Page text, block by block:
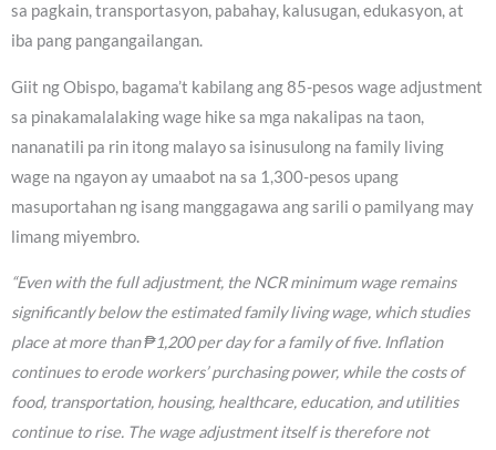
sa pagkain, transportasyon, pabahay, kalusugan, edukasyon, at
iba pang pangangailangan.
Giit ng Obispo, bagama’t kabilang ang 85-pesos wage adjustment
sa pinakamalalaking wage hike sa mga nakalipas na taon,
nananatili pa rin itong malayo sa isinusulong na family living
wage na ngayon ay umaabot na sa 1,300-pesos upang
masuportahan ng isang manggagawa ang sarili o pamilyang may
limang miyembro.
“Even with the full adjustment, the NCR minimum wage remains
significantly below the estimated family living wage, which studies
place at more than ₱1,200 per day for a family of five. Inflation
continues to erode workers’ purchasing power, while the costs of
food, transportation, housing, healthcare, education, and utilities
continue to rise. The wage adjustment itself is therefore not